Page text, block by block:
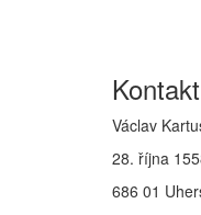
Kontakt
Václav
28. října
686 01